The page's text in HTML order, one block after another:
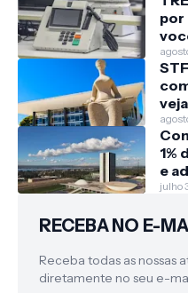
por
1%
e
julho
RECEBA NO E-
Receba todas as nossas
diretamente no seu e-